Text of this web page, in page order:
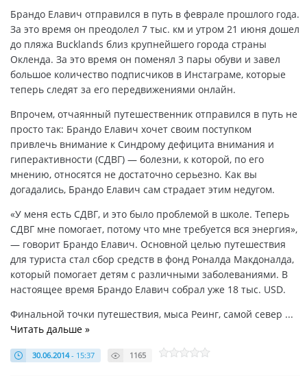
Брандо Елавич отправился в путь в феврале прошлого года.
За это время он преодолел 7 тыс. км и утром 21 июня дошел
до пляжа Bucklands близ крупнейшего города страны
Окленда. За это время он поменял 3 пары обуви и завел
большое количество подписчиков в Инстаграме, которые
теперь следят за его передвижениями онлайн.
Впрочем, отчаянный путешественник отправился в путь не
просто так: Брандо Елавич хочет своим поступком
привлечь внимание к Синдрому дефицита внимания и
гиперактивности (СДВГ) — болезни, к которой, по его
мнению, относятся не достаточно серьезно. Как вы
догадались, Брандо Елавич сам страдает этим недугом.
«У меня есть СДВГ, и это было проблемой в школе. Теперь
СДВГ мне помогает, потому что мне требуется вся энергия»,
— говорит Брандо Елавич. Основной целью путешествия
для туриста стал сбор средств в фонд Роналда Макдоналда,
который помогает детям с различными заболеваниями. В
настоящее время Брандо Елавич собрал уже 18 тыс. USD.
Финальной точки путешествия, мыса Реинг, самой север ...
Читать дальше »
30.06.2014- 15:37 1165